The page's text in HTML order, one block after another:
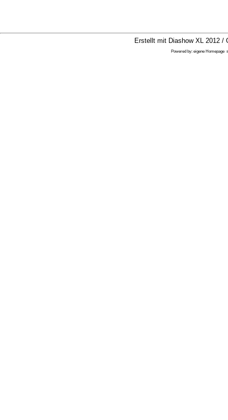
Erstellt mit Diashow XL 2012
Powered by: eigene Homepage